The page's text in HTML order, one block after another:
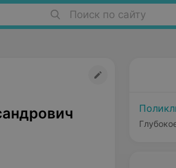
Поиск по сайту